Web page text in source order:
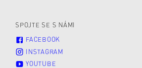
SPOJTE SE S NÁMI
FACEBOOK
INSTAGRAM
YOUTUBE